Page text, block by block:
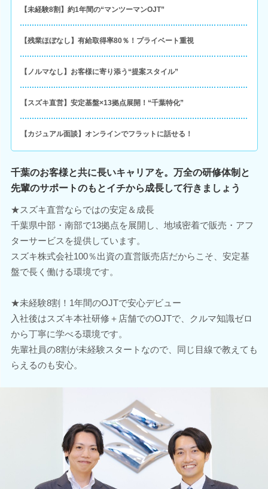
【未経験8割】約1年間の“マンツーマンOJT”
【残業ほぼなし】有給取得率80％！プライベート重視
【ノルマなし】お客様に寄り添う“提案スタイル”
【スズキ直営】安定基盤×13拠点展開！“千葉特化”
【カジュアル面談】オンラインでフラットに話せる！
千葉のお客様と共に長いキャリアを。万全の研修体制と
先輩のサポートのもとイチから成長して行きましょう
★スズキ直営ならではの安定＆成長
千葉県中部・南部で13拠点を展開し、地域密着で販売・アフ
ターサービスを提供しています。
スズキ株式会社100％出資の直営販売店だからこそ、安定基
盤で長く働ける環境です。
★未経験8割！1年間のOJTで安心デビュー
入社後はスズキ本社研修＋店舗でのOJTで、クルマ知識ゼロ
から丁寧に学べる環境です。
先輩社員の8割が未経験スタートなので、同じ目線で教えても
らえるのも安心。